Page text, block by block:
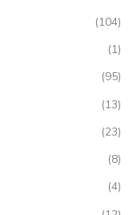
(104)
(1)
(95)
(13)
(23)
(8)
(4)